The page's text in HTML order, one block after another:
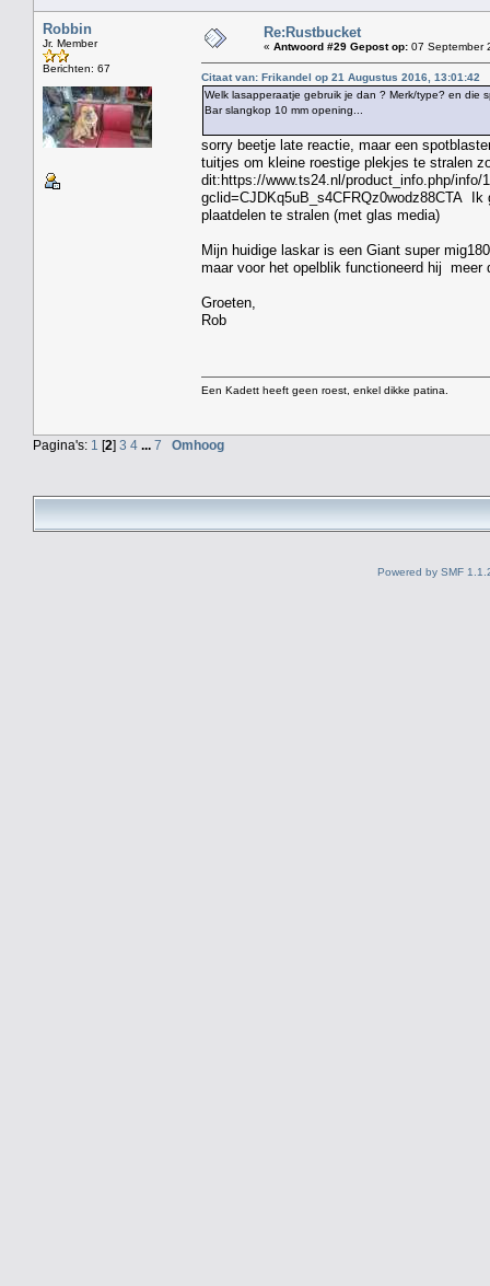
Robbin
Jr. Member
Berichten: 67
Re:Rustbucket
« Antwoord #29 Gepost op: 07 September
Citaat van: Frikandel op 21 Augustus 2016, 13:01:42
Welk lasapperaatje gebruik je dan ? Merk/type? en die
Bar slangkop 10 mm opening...
sorry beetje late reactie, maar een
tuitjes om kleine roestige plekjes te stralen
dit:https://www.ts24.nl/product_info.php/info/
gclid=CJDKq5uB_s4CFRQz0wodz88CTA
plaatdelen te stralen (met glas media)
Mijn huidige laskar is een Giant super
maar voor het opelblik functioneerd hij meer
Groeten,
Rob
Een Kadett heeft geen roest, enkel dikke patina.
Pagina's: 1 [2] 3 4 ... 7 Omhoog
Powered by SMF